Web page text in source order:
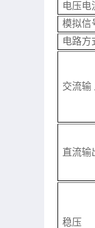
电压电
模拟信
电路方
交流输
直流输
稳压